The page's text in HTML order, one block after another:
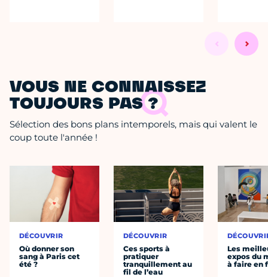
VOUS NE CONNAISSEZ
TOUJOURS PAS ?
Sélection des bons plans intemporels, mais qui valent le
coup toute l'année !
DÉCOUVRIR
Où donner son
sang à Paris cet
été ?
DÉCOUVRIR
Ces sports à
pratiquer
tranquillement au
fil de l’eau
Les
expos du
à faire en